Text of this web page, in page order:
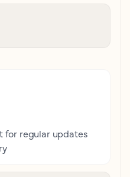
for regular updates